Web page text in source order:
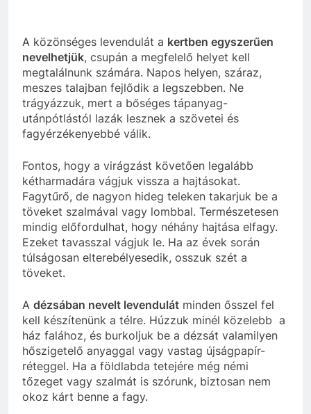
A közönséges levendulát a kertben egyszerűen
nevelhetjük, csupán a megfelelő helyet kell
megtalálnunk számára. Napos helyen, száraz,
meszes talajban fejlődik a legszebben. Ne
trágyázzuk, mert a bőséges tápanyag-
utánpótlástól lazák lesznek a szövetei és
fagyérzékenyebbé válik.
Fontos, hogy a virágzást követően legalább
kétharmadára vágjuk vissza a hajtásokat.
Fagytűrő, de nagyon hideg teleken takarjuk be a
töveket szalmával vagy lombbal. Természetesen
mindig előfordulhat, hogy néhány hajtása elfagy.
Ezeket tavasszal vágjuk le. Ha az évek során
túlságosan elterebélyesedik, osszuk szét a
töveket.
A dézsában nevelt levendulát minden ősszel fel
kell készítenünk a télre. Húzzuk minél közelebb a
ház falához, és burkoljuk be a dézsát valamilyen
hőszigetelő anyaggal vagy vastag újságpapír-
réteggel. Ha a földlabda tetejére még némi
tőzeget vagy szalmát is szórunk, biztosan nem
okoz kárt benne a fagy.